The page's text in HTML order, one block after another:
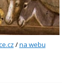
/na webu